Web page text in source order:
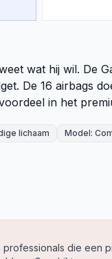
wat hij wil. De
De 16 airbags
in het
lichaam Model:
die een